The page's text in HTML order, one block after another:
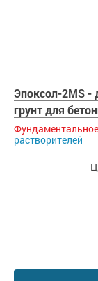
Эпоксол-2MS -
грунт для
растворителей